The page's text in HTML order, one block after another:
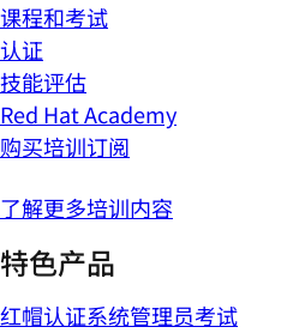
课程和考试
认证
技能评估
Red Hat Academy
购买培训订阅
了解更多培训内容
特色产品
红帽认证系统管理员考试